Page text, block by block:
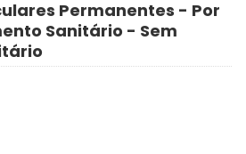
Permanentes - Por
Sanitário - Sem